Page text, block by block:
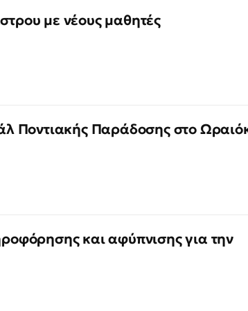
με νέους μαθητές
Ποντιακής Παράδοσης στο
και αφύπνισης για την